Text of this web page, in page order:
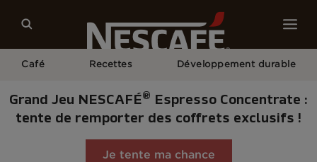
Café Recettes Développement durable
Grand Jeu NESCAFÉ®
Espresso Concentrate :
tente de remporter des coffrets exclusifs !
Je tente ma chance